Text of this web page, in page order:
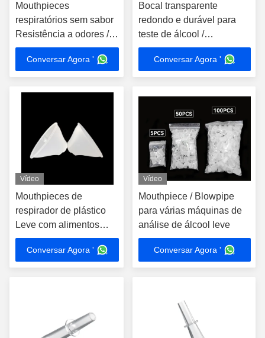
Mouthpieces
respiratórios sem sabor
Resistência a odores /
alta resistência à
umidade
Conversar Agora '
Bocal transparente
redondo e durável para
teste de álcool /
aplicações industriais
Conversar Agora '
Vídeo
Mouthpieces de
respirador de plástico
Leve com alimentos
Certificado GB 4806.7-
2016
Conversar Agora '
Vídeo
Mouthpiece / Blowpipe
para várias máquinas de
análise de álcool leve
Conversar Agora '